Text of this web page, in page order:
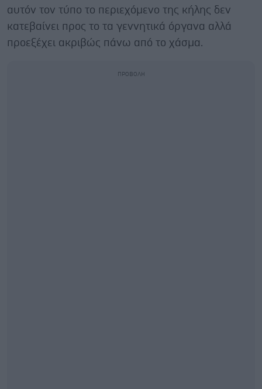
αυτόν τον τύπο το περιεχόμενο της κήλης δεν
κατεβαίνει προς το τα γεννητικά όργανα αλλά
προεξέχει ακριβώς πάνω από το χάσμα.